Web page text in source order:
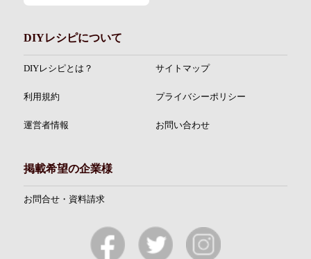
DIYレシピについて
DIYレシピとは？ サイトマップ
利用規約 プライバシーポリシー
運営者情報 お問い合わせ
掲載希望の企業様
お問合せ・資料請求